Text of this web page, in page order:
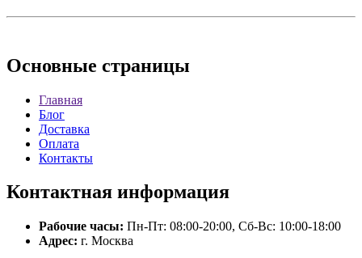
Основные страницы
Главная
Блог
Доставка
Оплата
Контакты
Контактная информация
Рабочие часы: Пн-Пт: 08:00-20:00, Сб-Вс: 10:00-18:00
Адрес: г. Москва